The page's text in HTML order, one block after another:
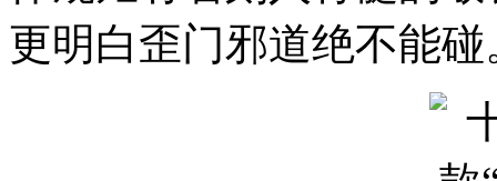
更明白歪门邪道绝不能碰